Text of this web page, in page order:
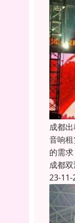
成都
音响
的需
成都
23-11-